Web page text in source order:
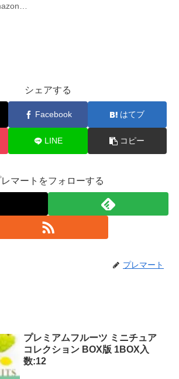
シェアする
Facebook はてブ
LINE コピー
マートをフォローする
プレマート
プレミアムフルーツ ミニチュア
コレクション BOX版 1BOX入
数:12